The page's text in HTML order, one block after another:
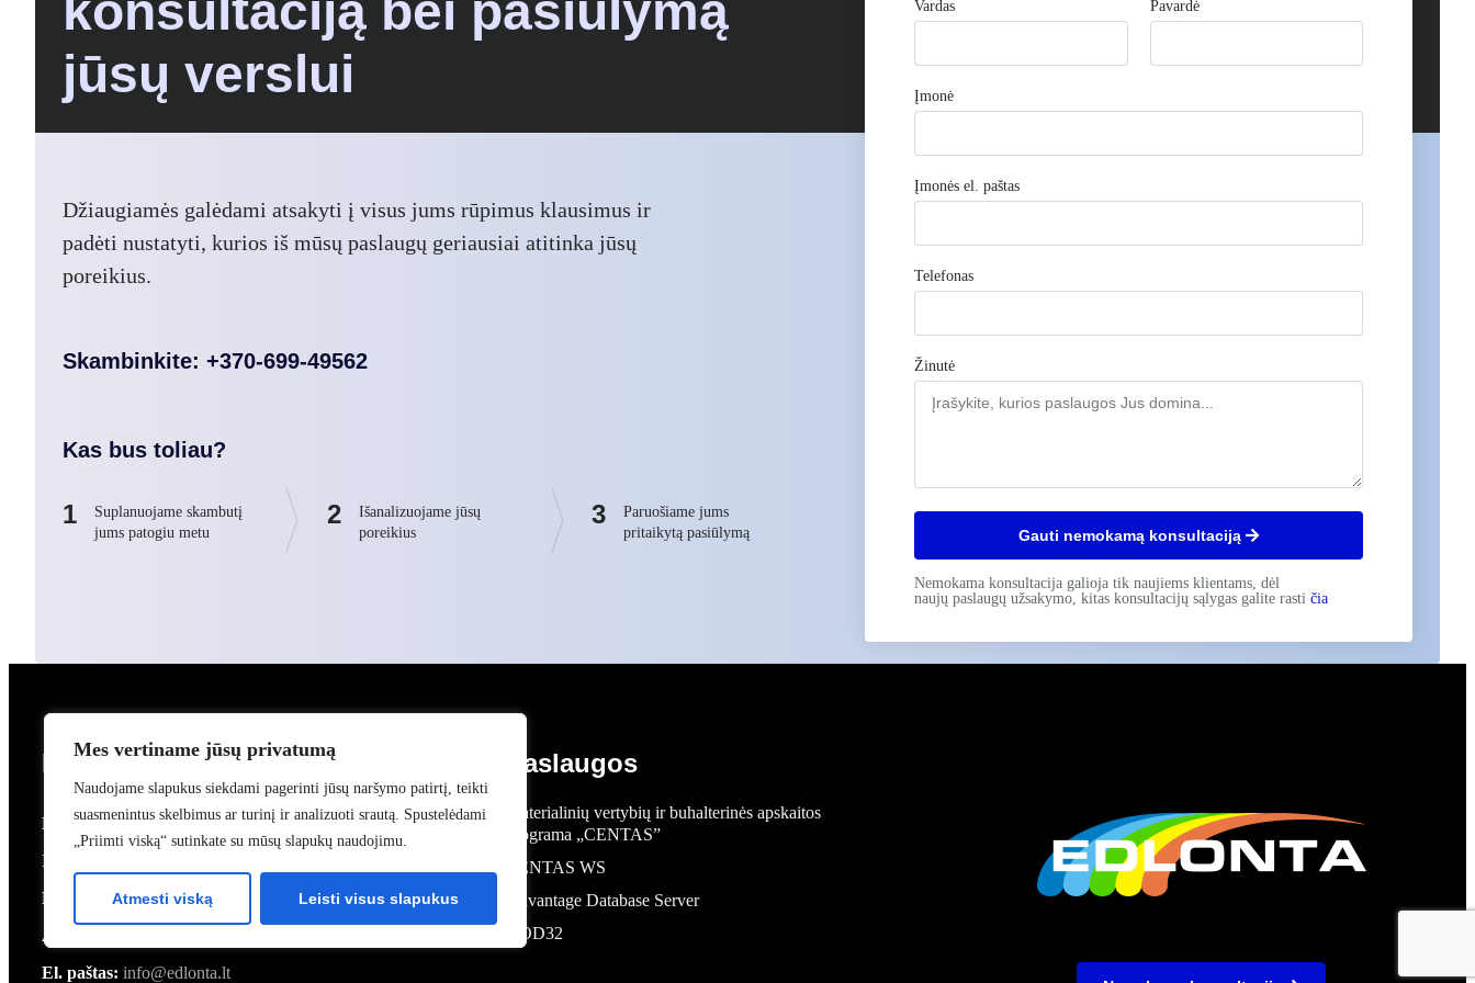
Mes vertiname jūsų privatumą
Naudojame slapukus siekdami pagerinti jūsų naršymo patirtį, teikti
suasmenintus skelbimus ar turinį ir analizuoti srautą. Spustelėdami
„Priimti viską“ sutinkate su mūsų slapukų naudojimu.
Atmesti viską Leisti visus slapukus
konsultaciją bei pasiūlymą
jūsų verslui
Džiaugiamės galėdami atsakyti į visus jums rūpimus klausimus ir
padėti nustatyti, kurios iš mūsų paslaugų geriausiai atitinka jūsų
poreikius.
Skambinkite: +370-699-49562
Kas bus toliau?
1
Suplanuojame skambutį
jums patogiu metu
2
Išanalizuojame jūsų
poreikius
3
Paruošiame jums
pritaikytą pasiūlymą
Vardas Pavardė
Įmonė
Įmonės el. paštas
Telefonas
Žinutė
Gauti nemokamą konsultaciją
Nemokama konsultacija galioja tik naujiems klientams, dėl
naujų paslaugų užsakymo, kitas konsultacijų sąlygas galite rastičia
Kontaktai
Edlonta, UAB
Įmonės kodas:
PVM mokėtojo kodas:LT256920113
Adresas:
El. paštas: info@edlonta.lt
Paslaugos
Materialinių vertybių ir buhalterinės apskaitos
programa „CENTAS”
CENTAS WS
Advantage Database Server
NOD32